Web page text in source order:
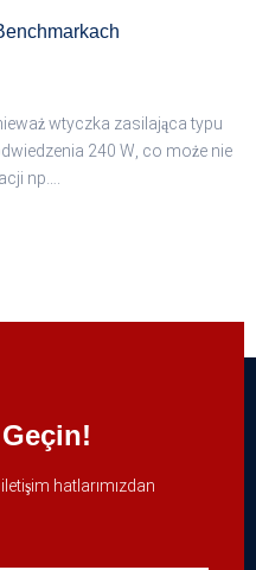
wtyczka zasilająca typu
240 W, co może nie
np….
hatlarımızdan